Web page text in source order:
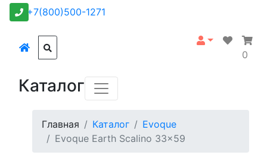
+7(800)500-1271
0
Каталог
Главная Каталог
Evoque
Evoque Earth Scalino 33x59